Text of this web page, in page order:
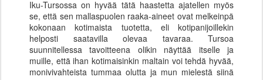
Iku-Tursossa on hyvää tätä haastetta ajatellen myös
se, että sen mallaspuolen raaka-aineet ovat melkeinpä
kokonaan kotimaista tuotetta, eli kotipanijoillekin
helposti saatavilla olevaa tavaraa. Tursoa
suunnitellessa tavoitteena olikin näyttää itselle ja
muille, että ihan kotimaisinkin maltain voi tehdä hyvää,
monivivahteista tummaa olutta ja mun mielestä siinä